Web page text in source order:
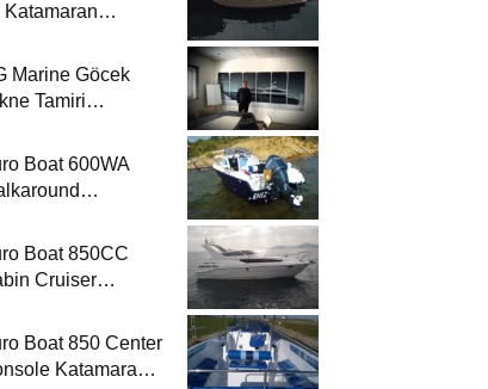
Katamaran
Marine Göcek
Tamiri
Boat 600WA
Boat 850CC
Cruiser
Boat 850 Center
Katamaran